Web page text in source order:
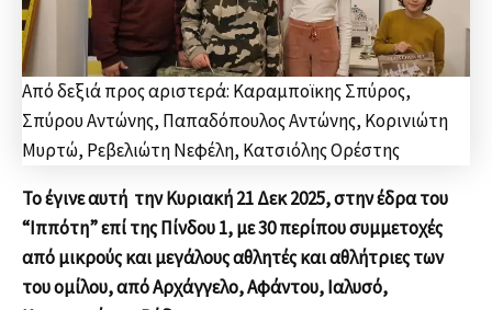
Από δεξιά προς αριστερά: Καραμποϊκης Σπύρος,
Σπύρου Αντώνης, Παπαδόπουλος Αντώνης, Κορινιώτη
Μυρτώ, Ρεβελιώτη Νεφέλη, Κατσιόλης Ορέστης
Το έγινε αυτή την Κυριακή 21 Δεκ 2025, στην έδρα του
“Ιππότη” επί της Πίνδου 1, με 30 περίπου συμμετοχές
από μικρούς και μεγάλους αθλητές και αθλήτριες των
του ομίλου, από Αρχάγγελο, Αφάντου, Ιαλυσό,